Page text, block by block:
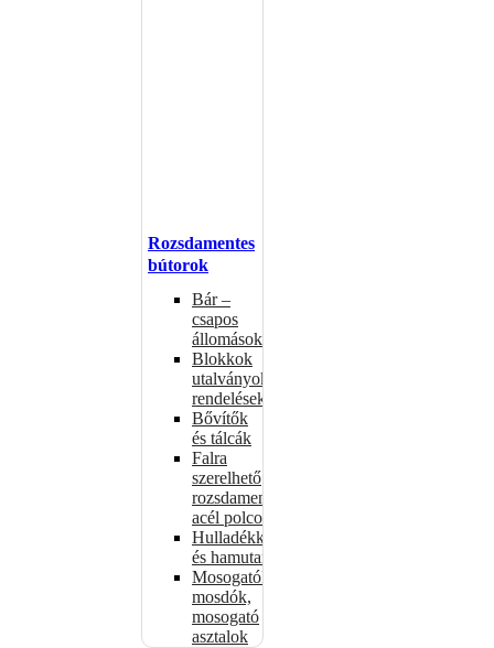
Rozsdamentes
bútorok
Bár –
csapos
állomások
Blokkok
utalványokhoz,
rendelésekhez
Bővítők
és tálcák
Falra
szerelhető
rozsdamentes
acél polcok
Hulladékkosarak
és hamutartók
Mosogatók,
mosdók,
mosogató
asztalok